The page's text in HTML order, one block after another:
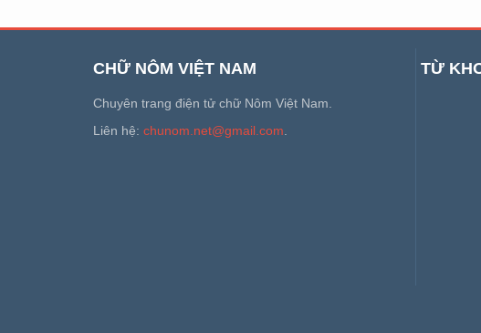
CHỮ NÔM VIỆT NAM
Chuyên trang điện tử chữ Nôm Việt Nam.
Liên hệ: chunom.net@gmail.com
TỪ